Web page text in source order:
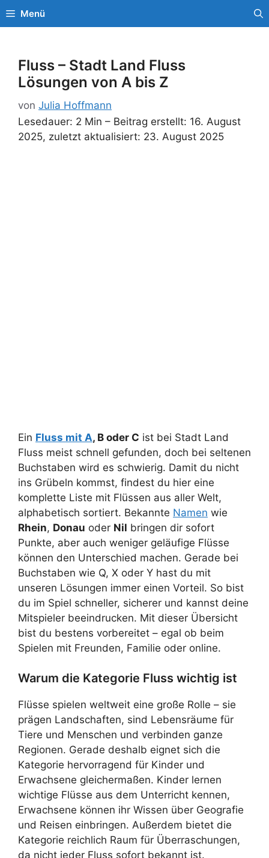
Menü
Fluss – Stadt Land Fluss
Lösungen von A bis Z
von Julia Hoffmann
Lesedauer: 2 Min – Beitrag erstellt: 16. August
2025, zuletzt aktualisiert: 23. August 2025
Ein Fluss mit A, B oder C ist bei Stadt Land
Fluss meist schnell gefunden, doch bei seltenen
Buchstaben wird es schwierig. Damit du nicht
ins Grübeln kommst, findest du hier eine
komplette Liste mit Flüssen aus aller Welt,
alphabetisch sortiert. Bekannte Namen wie
Rhein, Donau oder Nil bringen dir sofort
Punkte, aber auch weniger geläufige Flüsse
können den Unterschied machen. Gerade bei
Buchstaben wie Q, X oder Y hast du mit
unseren Lösungen immer einen Vorteil. So bist
du im Spiel schneller, sicherer und kannst deine
Mitspieler beeindrucken. Mit dieser Übersicht
bist du bestens vorbereitet – egal ob beim
Spielen mit Freunden, Familie oder online.
Warum die Kategorie Fluss wichtig ist
Flüsse spielen weltweit eine große Rolle – sie
prägen Landschaften, sind Lebensräume für
Tiere und Menschen und verbinden ganze
Regionen. Gerade deshalb eignet sich die
Kategorie hervorragend für Kinder und
Erwachsene gleichermaßen. Kinder lernen
wichtige Flüsse aus dem Unterricht kennen,
Erwachsene können ihr Wissen über Geografie
und Reisen einbringen. Außerdem bietet die
Kategorie reichlich Raum für Überraschungen,
da nicht jeder Fluss sofort bekannt ist.